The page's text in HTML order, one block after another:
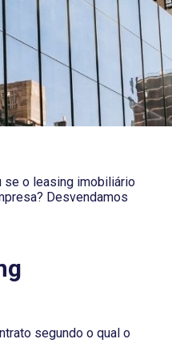
se o leasing imobiliário
Desvendamos
segundo o qual o